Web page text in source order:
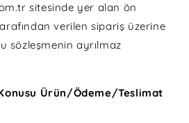
sitesinde yer alan ön
verilen sipariş üzerine
sözleşmenin ayrılmaz
Ürün/Ödeme/Teslimat